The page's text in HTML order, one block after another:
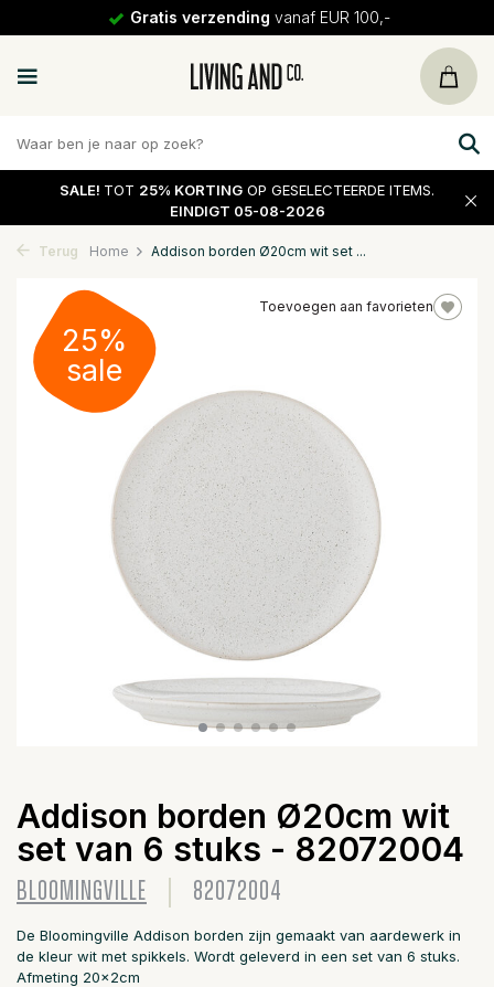
Gratis verzending vanaf EUR 100,-
SALE! TOT 25% KORTING OP GESELECTEERDE ITEMS.
EINDIGT 05-08-2026
Terug Home Addison borden Ø20cm wit set ...
Toevoegen aan favorieten
25%
sale
Addison borden Ø20cm wit
set van 6 stuks - 82072004
BLOOMINGVILLE 82072004
De Bloomingville Addison borden zijn gemaakt van aardewerk in
de kleur wit met spikkels. Wordt geleverd in een set van 6 stuks.
Afmeting 20x2cm